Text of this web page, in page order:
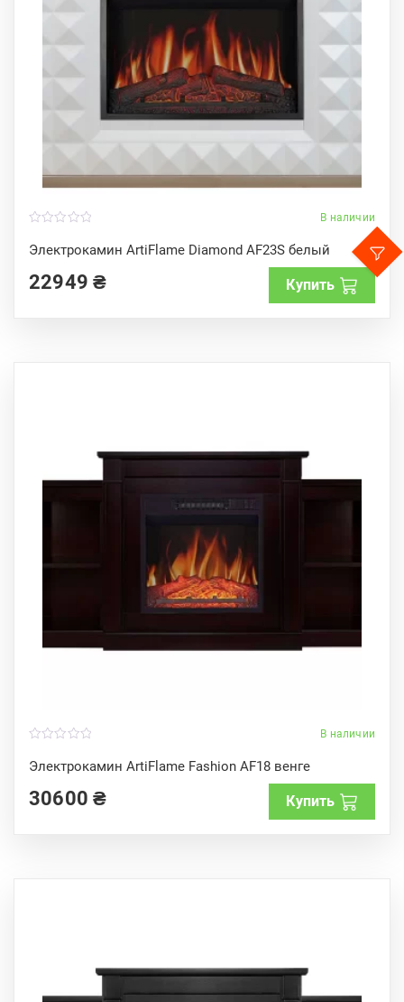
В наличии
Электрокамин ArtiFlame Diamond AF23S белый
o
u
o
f
22949₴ Купить
В наличии
Электрокамин ArtiFlame Fashion AF18 венге
o
u
o
f
30600₴ Купить